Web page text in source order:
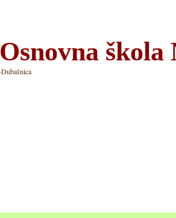
Osnovna